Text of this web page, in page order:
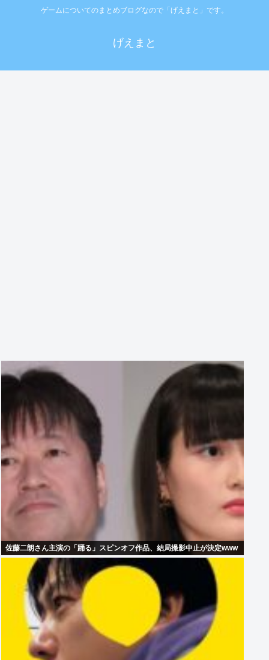
ゲームについてのまとめブログなので「げえまと」です。
げえまと
佐藤二朗さん主演の「踊る」スピンオフ作品、結局撮影中止が決定www